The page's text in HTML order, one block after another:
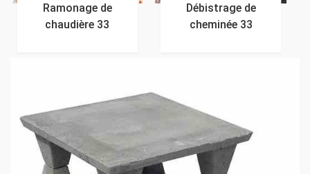
Ramonage de
chaudière 33
Débistrage de
cheminée 33